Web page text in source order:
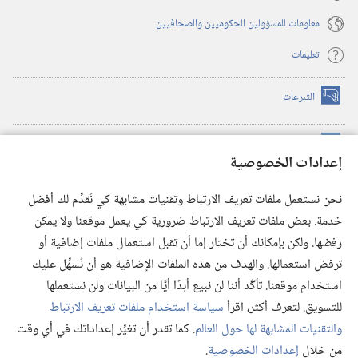
إعدادات الخصوصية
نحن نستعمل ملفات تعريف الارتباط وتقنيات مشابهة كي نُقدِّم لك أفضل
خدمة. بعض ملفات تعريف الارتباط ضرورية كي يعمل موقعنا ولا يمكن
رفضها. ولكن بإمكانك أن تختار إما أن تقبل استعمال ملفات إضافية أو
ترفض استعمالها. والهدف من هذه الملفات الإضافية هو أن نُسهِّل عليك
استخدام موقعنا. تأكَّد أننا لن نبيع أبدًا أيًّا من البيانات ولن نستعملها
للتسويق. لتعرف أكثر، اقرأسياسة استخدام ملفات تعريف الارتباط
والتقنيات المشابهة لها حول العالم. كما تقدر أن تغيِّر إعداداتك في أي وقت
من خلال إعدادات الخصوصية.
معلومات للمسؤولين الحكوميين والصحافيين
تعليمات
التبرعات (يفتح
نافذة
(يفتح
نافذة
(يفتح
نافذة
جديدة) تطبيق ®
JW Library
مكتبة برج المراقبة
© 2026 .Watch Tower Bible and Tract Society of Pennsylvania